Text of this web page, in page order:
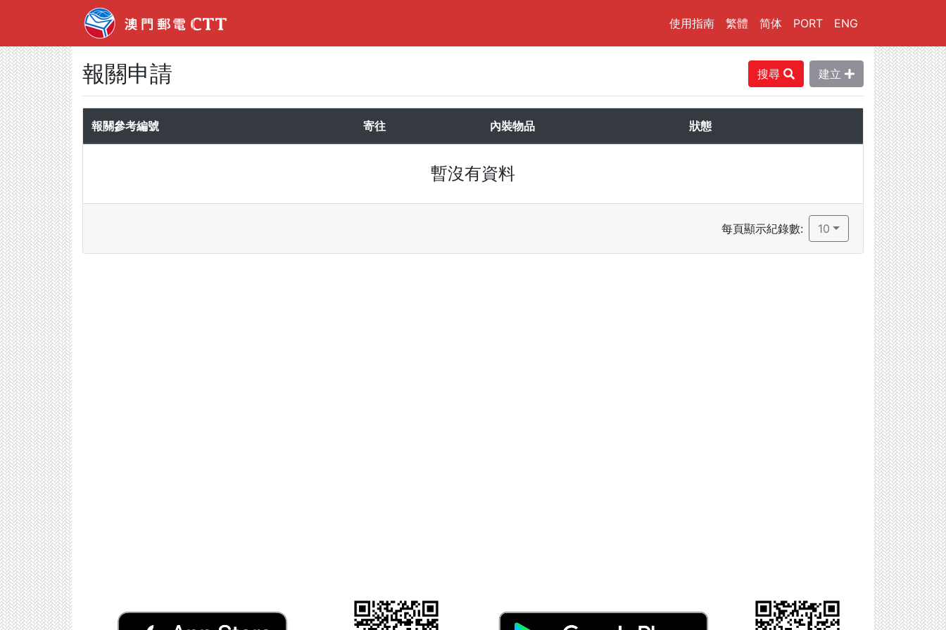
使用指南 繁體 简体 PORT ENG
報關申請 搜尋 建立
報關參考編號 寄往 內裝物品 狀態
暫沒有資料
每頁顯示紀錄數: 10